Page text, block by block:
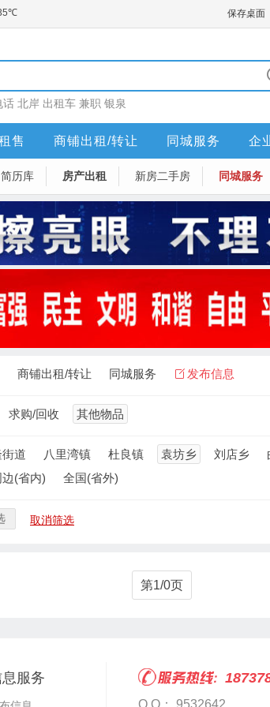
保存桌面
话 北岸 出租车 兼职 银泉
售 商铺出租/转让 同城服务 企
简历库 房产出租 新房二手房 同城服务
商铺出租/转让 同城服务 发布信息
求购/回收 其他物品
道 八里湾镇 杜良镇 袁坊乡 刘店乡
边(省内) 全国(省外)
取消筛选
第1/0页
服务